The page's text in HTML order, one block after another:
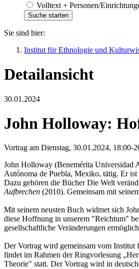
Volltext + Personen/
Sie sind hier:
Institut für Ethnologie und
Detailansicht
30.01.2024
John Holloway:
Vortrag am Dienstag, 30.01.2024, 18:00-
John Holloway (Benemérita Universidad
Autónoma de Puebla, Mexiko, tätig. Er
Dazu gehören die Bücher Die Welt
Aufbrechen (2010). Gemeinsam mit
Mit seinem neusten Buch widmet sich
diese Hoffnung in unserem "Reichtum"
gesellschaftliche Veränderungen
Der Vortrag wird gemeinsam vom
findet im Rahmen der Ringvorlesung
Theorie" statt. Der Vortrag wird in